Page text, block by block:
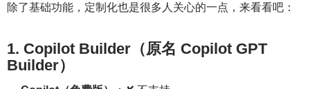
除了基础功能，定制化也是很多人关心的一点，来看看吧：
1. Copilot Builder（原名 Copilot GPT
Builder）